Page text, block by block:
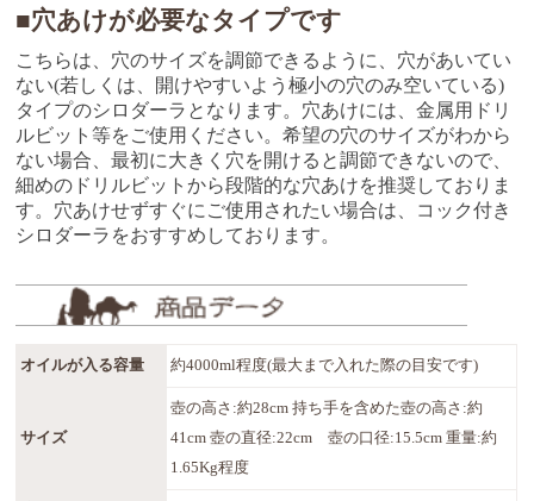
■穴あけが必要なタイプです
こちらは、穴のサイズを調節できるように、穴があいてい
ない(若しくは、開けやすいよう極小の穴のみ空いている)
タイプのシロダーラとなります。穴あけには、金属用ドリ
ルビット等をご使用ください。希望の穴のサイズがわから
ない場合、最初に大きく穴を開けると調節できないので、
細めのドリルビットから段階的な穴あけを推奨しておりま
す。穴あけせずすぐにご使用されたい場合は、コック付き
シロダーラをおすすめしております。
オイルが入る容量 約4000ml程度(最大まで入れた際の目安です)
サイズ
壺の高さ:約28cm 持ち手を含めた壺の高さ:約
41cm 壺の直径:22cm 壺の口径:15.5cm 重量:約
1.65Kg程度